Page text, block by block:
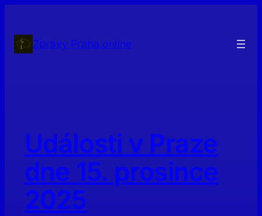
obsahZprávy Praha.online
Události v Praze
dne 15. prosince
2025